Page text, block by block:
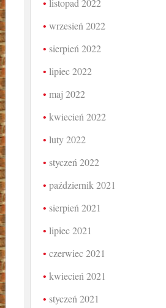
wrzesień 2022
sierpień 2022
lipiec 2022
maj 2022
kwiecień 2022
luty 2022
styczeń 2022
październik 2021
sierpień 2021
lipiec 2021
czerwiec 2021
kwiecień 2021
styczeń 2021